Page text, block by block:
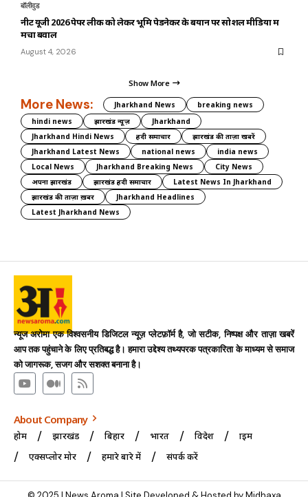
बॉलीवुड
नीट यूजी 2026 पेपर लीक को लेकर भूमि पेडनेकर के बयान पर सोशल मीडिया में
मचा बवाल
August 4, 2026
Show More
More News: Jharkhand News
breaking news
hindi news
झारखंड न्यूज़
Jharkhand
Jharkhand Hindi News
हिंदी समाचार
झारखंड की ताज़ा खबरें
Jharkhand Latest News
national news
india news
Local News
Jharkhand Breaking News
City News
अपना झारखंड
झारखंड हिंदी समाचार
Latest News In Jharkhand
झारखंड की ताज़ा ख़बर
Jharkhand Headlines
Latest Jharkhand News
न्यूज अरोमा एक विश्वसनीय डिजिटल न्यूज़ प्लेटफ़ॉर्म है, जो सटीक, निष्पक्ष और ताज़ा खबरें
आप तक पहुंचाने के लिए प्रतिबद्ध है। हमारा उद्देश्य तथ्यपरक पत्रकारिता के माध्यम से समाज
को जागरूक, सजग और सशक्त बनाना है।
About Company
होम झारखंड बिहार भारत विदेश
क्राइम
एक्सप्लोर मोर
हमारे बारे में संपर्क करें